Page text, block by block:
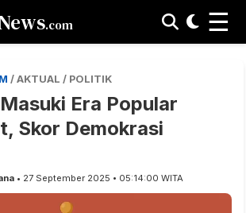
.com ☰
/ AKTUAL / POLITIK
Era Popular
Skor Demokrasi
• 27 September 2025 • 05:14:00 WITA